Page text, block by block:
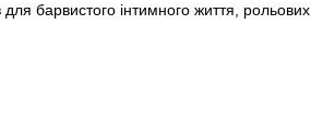
барвистого інтимного життя, рольових